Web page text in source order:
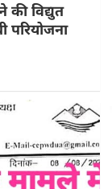
की विद्युत